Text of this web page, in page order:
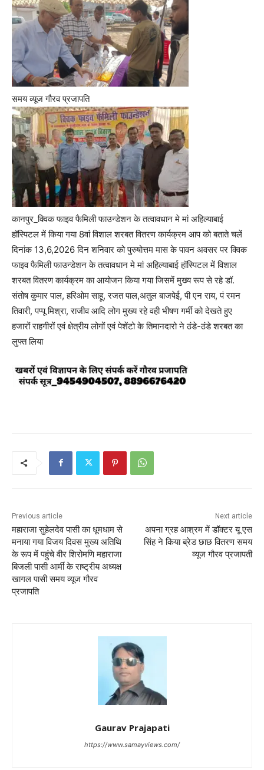
समय व्यूज गौरव प्रजापति
कानपुर_क्विक फाइव फैमिली फाउन्डेशन के तत्वावधान मे मां अहिल्याबाई
हॉस्पिटल में किया गया 8वां विशाल शरबत वितरण कार्यक्रम आप को बताते चलें
दिनांक 13,6,2026 दिन शनिवार को पुरुषोत्तम मास के पावन अवसर पर क्विक
फाइव फैमिली फाउन्डेशन के तत्वावधान मे मां अहिल्याबाई हॉस्पिटल में विशाल
शरबत वितरण कार्यक्रम का आयोजन किया गया जिसमें मुख्य रूप से रहे डॉ.
संतोष कुमार पाल, हरिओम साहू, रजत पाल,अतुल बाजपेई, पी एन राय, पं रमन
तिवारी, पप्पू मिश्रा, राजीव आदि लोग मुख्य रहे वही भीषण गर्मी को देखते हुए
हजारों राहगीरों एवं क्षेत्रीय लोगों एवं पेशेंटो के तिमानदारो ने ठंडे-ठंडे शरबत का
लुफ्त लिया
Previous article
महाराजा सुहेलदेव पासी का धूमधाम से
मनाया गया विजय दिवस मुख्य अतिथि
के रूप में पहुंचे वीर शिरोमणि महाराजा
बिजली पासी आर्मी के राष्ट्रीय अध्यक्ष
खागल पासी समय व्यूज गौरव
प्रजापति
Next article
अपना ग्रह आश्रम में डॉक्टर यू एस
सिंह ने किया ब्रेड छाछ वितरण समय
व्यूज गौरव प्रजापती
Gaurav Prajapati
https://www.samayviews.com/